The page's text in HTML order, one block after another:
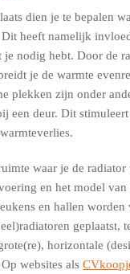
dien je te bepalen
heeft namelijk
je nodig hebt. Door de
je de warmte
plekken zijn onder
een deur. Dit
waar je de radiator
en het model van
en hallen worden
geplaatst,
horizontale
websites als